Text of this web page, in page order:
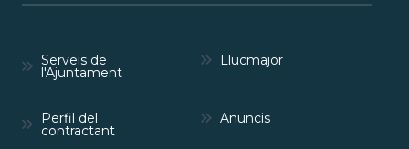
Serveis de
l'Ajuntament
Llucmajor
Perfil del
contractant
Anuncis